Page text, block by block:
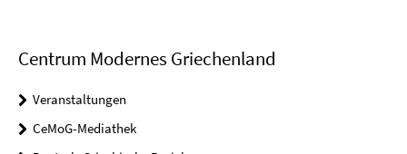
Centrum Modernes Griechenland
Veranstaltungen
CeMoG-Mediathek